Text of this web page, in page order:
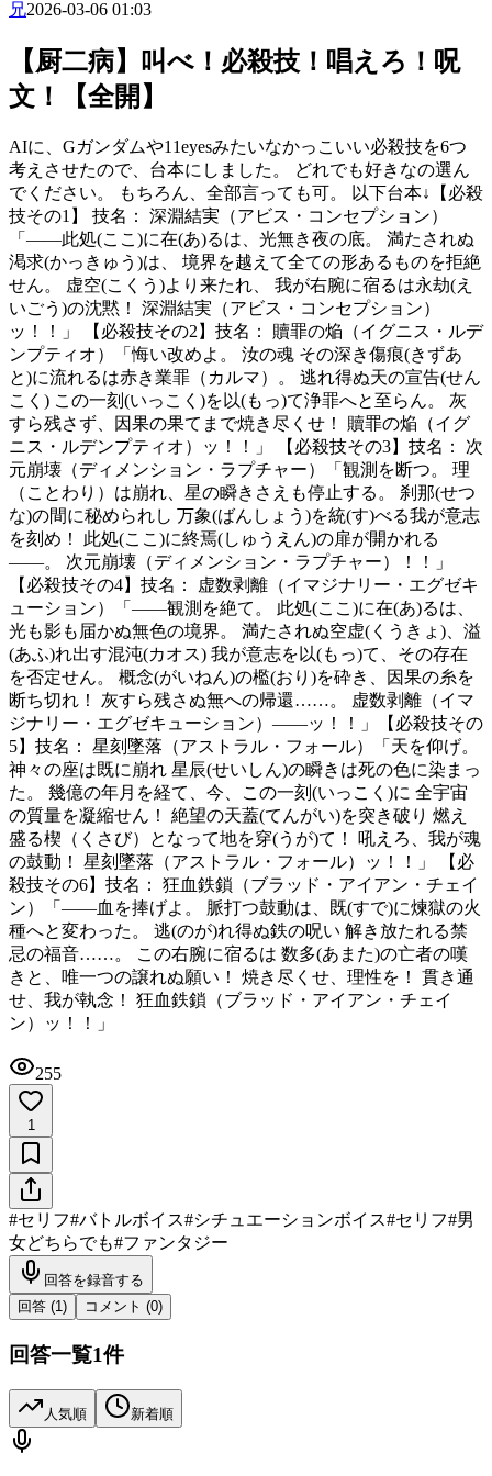
兄2026-03-06 01:03
【厨二病】叫べ！必殺技！唱えろ！呪
文！【全開】
AIに、Gガンダムや11eyesみたいなかっこいい必殺技を6つ
考えさせたので、台本にしました。 どれでも好きなの選ん
でください。 もちろん、全部言っても可。 以下台本↓ ​【必殺
技その1】 技名： 深淵結実（アビス・コンセプション） ​ ​
「――此処(ここ)に在(あ)るは、光無き夜の底。 満たされぬ
渇求(かっきゅう)は、 境界を越えて全ての形あるものを拒絶
せん。 虚空(こくう)より来たれ、 我が右腕に宿るは永劫(え
いごう)の沈黙！ 深淵結実（アビス・コンセプション）
ッ！！」 【必殺技その2】 ​技名： 贖罪の焔（イグニス・ルデ
ンプティオ） ​「悔い改めよ。 汝の魂 その深き傷痕(きずあ
と)に流れるは赤き業罪（カルマ）。 逃れ得ぬ天の宣告(せん
こく) この一刻(いっこく)を以(もっ)て浄罪へと至らん。 灰
すら残さず、因果の果てまで焼き尽くせ！ 贖罪の焔（イグ
ニス・ルデンプティオ）ッ！！」 【必殺技その3】 ​技名： 次
元崩壊（ディメンション・ラプチャー） ​ ​「観測を断つ。 理
（ことわり）は崩れ、星の瞬きさえも停止する。 刹那(せつ
な)の間に秘められし 万象(ばんしょう)を統(す)べる我が意志
を刻め！ 此処(ここ)に終焉(しゅうえん)の扉が開かれる
――。 次元崩壊（ディメンション・ラプチャー）！！」
【必殺技その4】 ​技名： 虚数剥離（イマジナリー・エグゼキ
ューション） ​ ​「――観測を絶て。 此処(ここ)に在(あ)るは、
光も影も届かぬ無色の境界。 満たされぬ空虚(くうきょ)、溢
(あふ)れ出す混沌(カオス) 我が意志を以(もっ)て、その存在
を否定せん。 概念(がいねん)の檻(おり)を砕き、因果の糸を
断ち切れ！ 灰すら残さぬ無への帰還……。 虚数剥離（イマ
ジナリー・エグゼキューション）――ッ！！」 ​ 【必殺技その
5】 ​技名： 星刻墜落（アストラル・フォール） ​「天を仰げ。
神々の座は既に崩れ 星辰(せいしん)の瞬きは死の色に染まっ
た。 幾億の年月を経て、今、この一刻(いっこく)に 全宇宙
の質量を凝縮せん！ 絶望の天蓋(てんがい)を突き破り 燃え
盛る楔（くさび）となって地を穿(うが)て！ 吼えろ、我が魂
の鼓動！ 星刻墜落（アストラル・フォール）ッ！！」 【必
殺技その6】 ​技名： 狂血鉄鎖（ブラッド・アイアン・チェイ
ン） ​ ​「――血を捧げよ。 脈打つ鼓動は、既(すで)に煉獄の火
種へと変わった。 逃(のが)れ得ぬ鉄の呪い 解き放たれる禁
忌の福音……。 この右腕に宿るは 数多(あまた)の亡者の嘆
きと、唯一つの譲れぬ願い！ 焼き尽くせ、理性を！ 貫き通
せ、我が執念！ 狂血鉄鎖（ブラッド・アイアン・チェイ
ン）ッ！！」
255
1
#セリフ#バトルボイス#シチュエーションボイス#セリフ#男
女どちらでも#ファンタジー
回答を録音する
回答 (1 ) コメント (0)
回答一覧1件
人気順 新着順